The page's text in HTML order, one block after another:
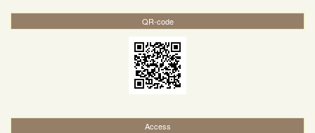
QR-code
Access